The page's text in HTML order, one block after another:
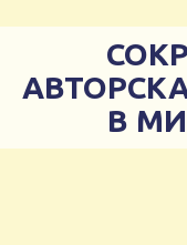
В